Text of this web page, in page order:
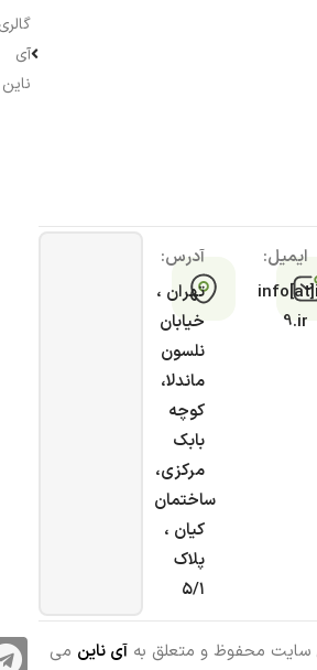
آی
ناین
ایمیل:
9.ir
آدرس:
تهران ،
خیابان
نلسون
ماندلا،
کوچه
بابک
مرکزی،
ساختمان
کیان ،
پلاک
۵/۱
سایت محفوظ و متعلق به آی ناین می